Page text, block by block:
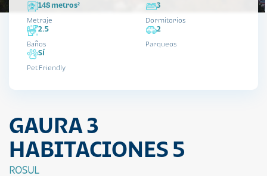
148 metros²
Metraje
3
Dormitorios
2.5
Baños
2
Parqueos
Sí
Pet Friendly
GAURA 3
HABITACIONES 5
ROSUL